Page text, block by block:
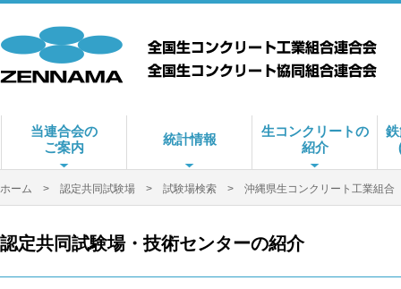
当連合会の
ご案内
統計情報
生コンクリートの
紹介
ホーム > 認定共同試験場 > 試験場検索 > 沖縄県生コンクリート工業組合
認定共同試験場・技術センターの紹介